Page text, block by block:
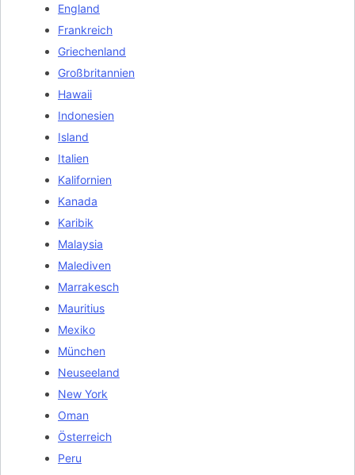
England
Frankreich
Griechenland
Großbritannien
Hawaii
Indonesien
Island
Italien
Kalifornien
Kanada
Karibik
Malaysia
Malediven
Marrakesch
Mauritius
Mexiko
München
Neuseeland
New York
Oman
Österreich
Peru